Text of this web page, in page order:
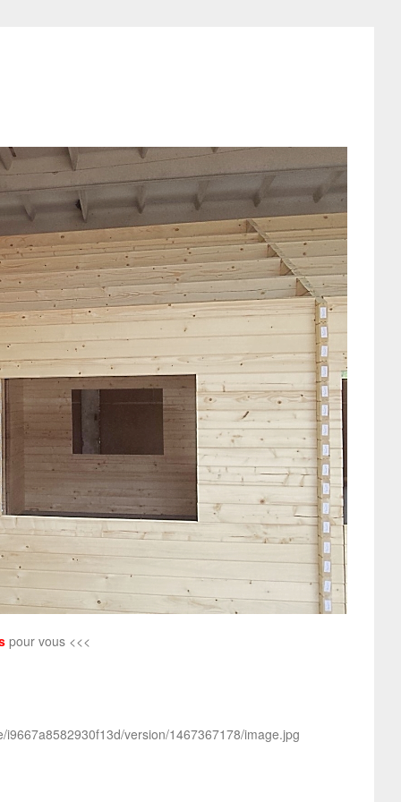
pour vous <<<
version/1467367178/image.jpg